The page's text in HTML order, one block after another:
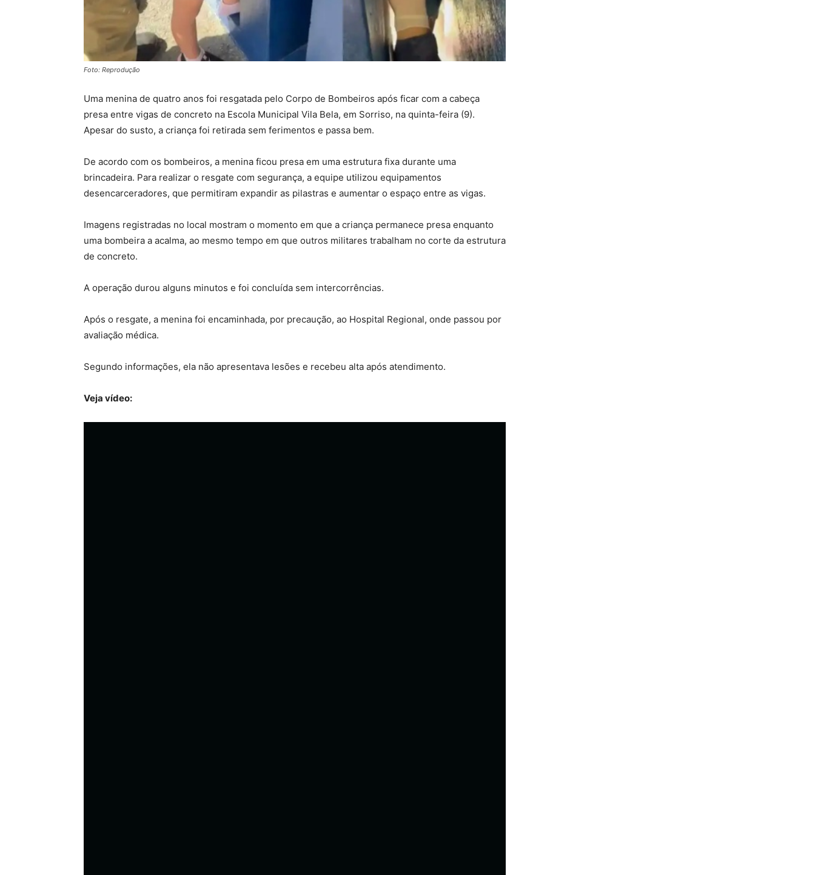
Foto: Reprodução
Uma menina de quatro anos foi resgatada pelo Corpo de Bombeiros após ficar com a cabeça
presa entre vigas de concreto na Escola Municipal Vila Bela, em Sorriso, na quinta-feira (9).
Apesar do susto, a criança foi retirada sem ferimentos e passa bem.
De acordo com os bombeiros, a menina ficou presa em uma estrutura fixa durante uma
brincadeira. Para realizar o resgate com segurança, a equipe utilizou equipamentos
desencarceradores, que permitiram expandir as pilastras e aumentar o espaço entre as vigas.
Imagens registradas no local mostram o momento em que a criança permanece presa enquanto
uma bombeira a acalma, ao mesmo tempo em que outros militares trabalham no corte da estrutura
de concreto.
A operação durou alguns minutos e foi concluída sem intercorrências.
Após o resgate, a menina foi encaminhada, por precaução, ao Hospital Regional, onde passou por
avaliação médica.
Segundo informações, ela não apresentava lesões e recebeu alta após atendimento.
Veja vídeo: